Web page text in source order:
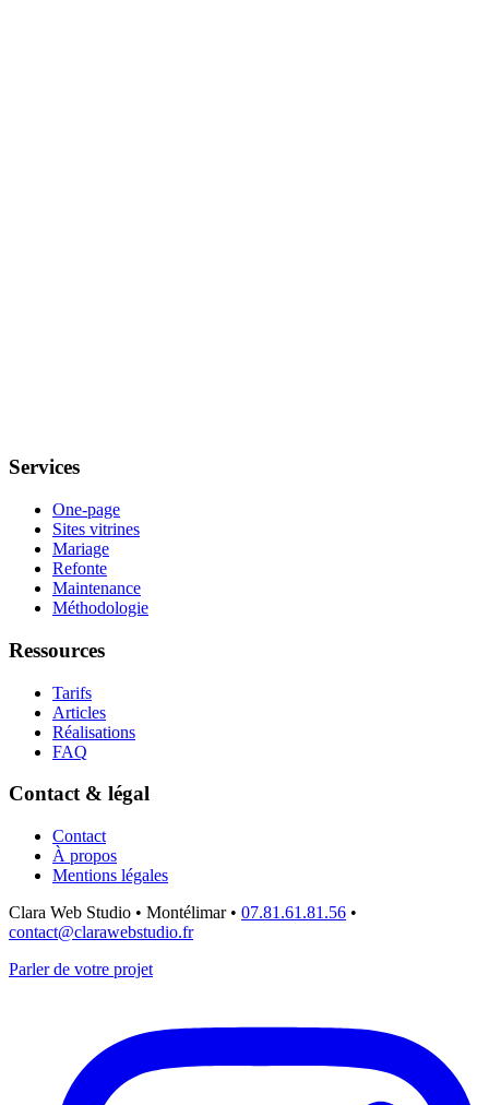
Services
One-page
Sites vitrines
Mariage
Refonte
Maintenance
Méthodologie
Ressources
Tarifs
Articles
Réalisations
FAQ
Contact & légal
Contact
À propos
Mentions légales
Clara Web Studio • Montélimar • 07.81.61.81.56 •
contact@clarawebstudio.fr
Parler de votre projet